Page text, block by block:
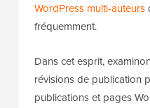
WordPress multi-auteurs
fréquemment.
Dans cet esprit,
révisions de publication
publications et pages